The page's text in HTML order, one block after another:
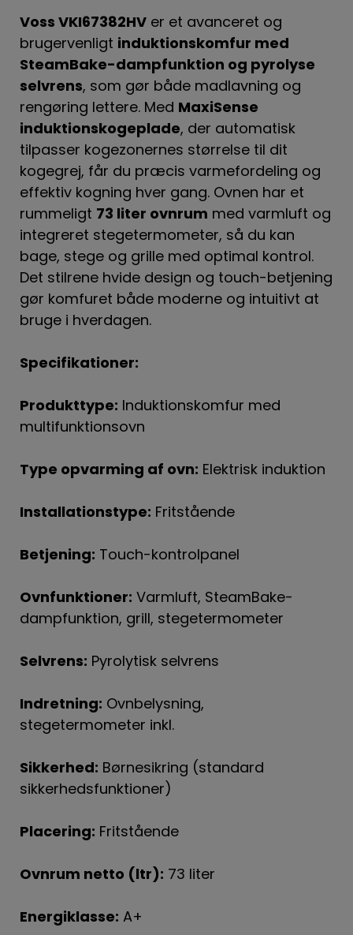
Voss VKI67382HV er et avanceret og
brugervenligt induktionskomfur med
SteamBake-dampfunktion og pyrolyse
selvrens, som gør både madlavning og
rengøring lettere. Med MaxiSense
induktionskogeplade, der automatisk
tilpasser kogezonernes størrelse til dit
kogegrej, får du præcis varmefordeling og
effektiv kogning hver gang. Ovnen har et
rummeligt 73 liter ovnrum med varmluft og
integreret stegetermometer, så du kan
bage, stege og grille med optimal kontrol.
Det stilrene hvide design og touch-betjening
gør komfuret både moderne og intuitivt at
bruge i hverdagen.
Specifikationer:
Produkttype: Induktionskomfur med
multifunktionsovn
Type opvarming af ovn: Elektrisk induktion
Installationstype: Fritstående
Betjening: Touch-kontrolpanel
Ovnfunktioner: Varmluft, SteamBake-
dampfunktion, grill, stegetermometer
Selvrens: Pyrolytisk selvrens
Indretning: Ovnbelysning,
stegetermometer inkl.
Sikkerhed: Børnesikring (standard
sikkerhedsfunktioner)
Placering: Fritstående
Ovnrum netto (ltr): 73 liter
Energiklasse: A+